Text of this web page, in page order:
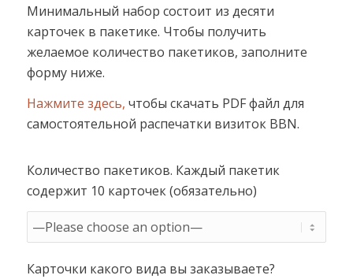
Минимальный набор состоит из десяти
карточек в пакетике. Чтобы получить
желаемое количество пакетиков, заполните
форму ниже.
Нажмите здесь, чтобы скачать PDF файл для
самостоятельной распечатки визиток BBN.
Количество пакетиков. Каждый пакетик
содержит 10 карточек (обязательно)
Карточки какого вида вы заказываете?